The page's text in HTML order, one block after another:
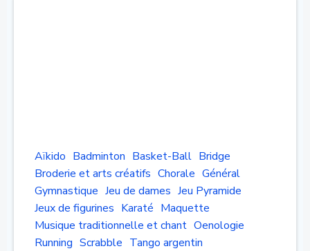
Aïkido Badminton Basket-Ball Bridge
Broderie et arts créatifs Chorale Général
Gymnastique Jeu de dames Jeu Pyramide
Jeux de figurines Karaté Maquette
Musique traditionnelle et chant Oenologie
Running Scrabble Tango argentin